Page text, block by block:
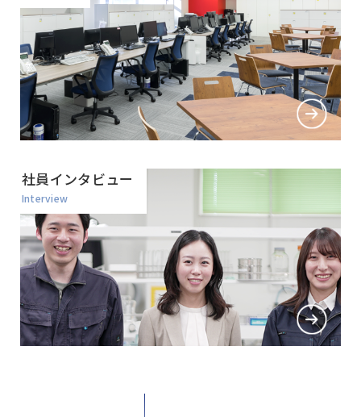
社員インタビュー
Interview